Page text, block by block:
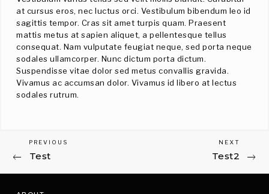
at cursus eros, nec luctus orci. Vestibulum bibendum leo id
sagittis tempor. Cras sit amet turpis quam. Praesent
mattis metus at sapien aliquet, a pellentesque tellus
consequat. Nam vulputate feugiat neque, sed porta neque
sodales ullamcorper. Nunc dictum porta dictum.
Suspendisse vitae dolor sed metus convallis gravida.
Vivamus ac accumsan dolor. Vivamus id libero at lectus
sodales rutrum.
Post
navigation
Previous
Post
PREVIOUS
Test
Next
Post
NEXT
Test2